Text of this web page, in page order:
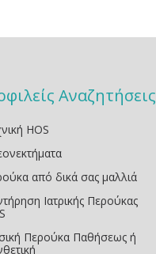
Αναζητήσεις
HOS
από δικά σας μαλλιά
Ιατρικής Περούκας
Περούκα Παθήσεως ή